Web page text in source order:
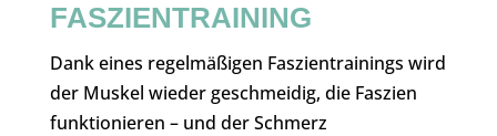
FASZIENTRAINING
Dank eines regelmäßigen Faszientrainings wird
der Muskel wieder geschmeidig, die Faszien
funktionieren – und der Schmerz